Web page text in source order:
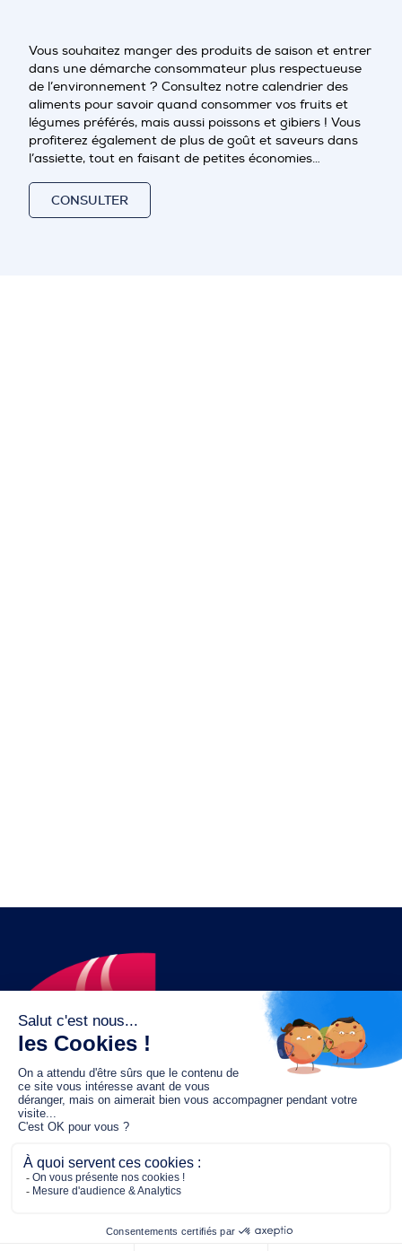
Vous souhaitez manger des produits de saison et entrer
dans une démarche consommateur plus respectueuse
de l’environnement ? Consultez notre calendrier des
aliments pour savoir quand consommer vos fruits et
légumes préférés, mais aussi poissons et gibiers ! Vous
profiterez également de plus de goût et saveurs dans
l’assiette, tout en faisant de petites économies…
CONSULTER
Le fonds de dotation MGC s’engage à
jouer un rôle dans la prévention santé
pour tous.
2/4 place de l’Abbé G. Hénocque
75637 PARIS CEDEX 13
01 40 78 06 56
Nous contacter